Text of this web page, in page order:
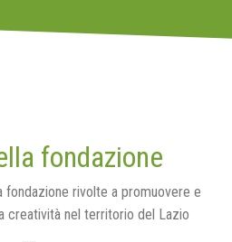
fondazione
rivolte a promuovere e
creatività nel territorio del Lazio